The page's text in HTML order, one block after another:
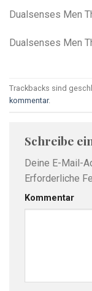
Dualsenses Men
Dualsenses Men
Trackbacks sind
kommentar.
Schreibe
Deine E-Mail-
Erforderliche
Kommentar